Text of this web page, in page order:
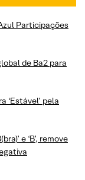
Participações
de Ba2 para
‘Estável’ pela
e ‘B’, remove